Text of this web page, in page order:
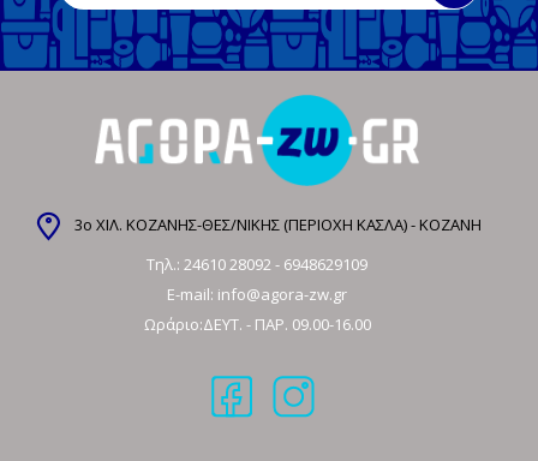
3ο ΧΙΛ. ΚΟΖΑΝΗΣ-ΘΕΣ/ΝΙΚΗΣ (ΠΕΡΙΟΧΗ ΚΑΣΛΑ) - ΚΟΖΑΝΗ
Τηλ.: 24610 28092- 6948629109
E-mail: info@agora-zw.gr
Ωράριο:ΔΕΥΤ. - ΠΑΡ. 09.00-16.00